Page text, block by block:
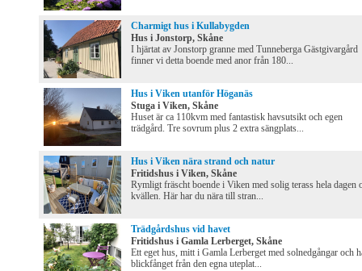
Charmigt hus i Kullabygden
Hus i Jonstorp, Skåne
I hjärtat av Jonstorp granne med Tunneberga Gästgivargård
finner vi detta boende med anor från 180...
Hus i Viken utanför Höganäs
Stuga i Viken, Skåne
Huset är ca 110kvm med fantastisk havsutsikt och egen
trädgård. Tre sovrum plus 2 extra sängplats...
Hus i Viken nära strand och natur
Fritidshus i Viken, Skåne
Rymligt fräscht boende i Viken med solig terass hela dagen
kvällen. Här har du nära till stran...
Trädgårdshus vid havet
Fritidshus i Gamla Lerberget, Skåne
Ett eget hus, mitt i Gamla Lerberget med solnedgångar och
blickfånget från den egna uteplat...